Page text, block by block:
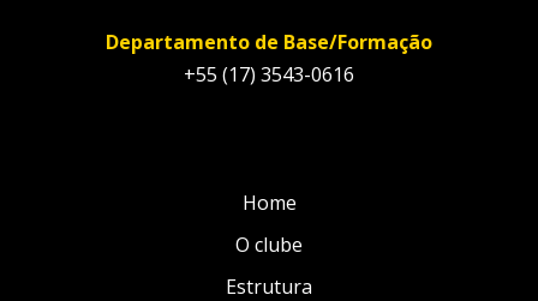
Departamento de Base/Formação
+55 (17) 3543-0616
Home
O clube
Estrutura